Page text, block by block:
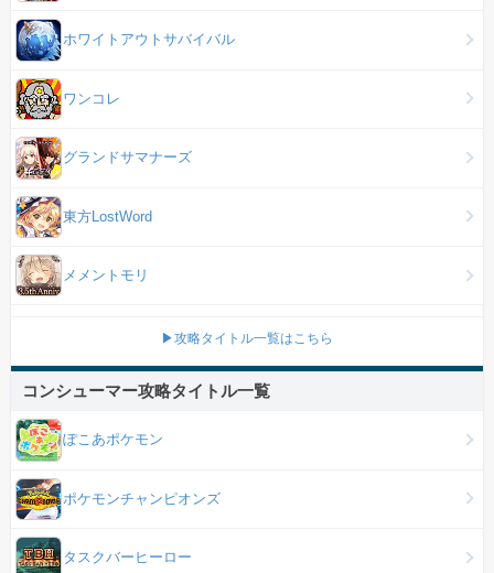
ホワイトアウトサバイバル
ワンコレ
グランドサマナーズ
東方LostWord
メメントモリ
▶攻略タイトル一覧はこちら
コンシューマー攻略タイトル一覧
ぽこあポケモン
ポケモンチャンピオンズ
タスクバーヒーロー